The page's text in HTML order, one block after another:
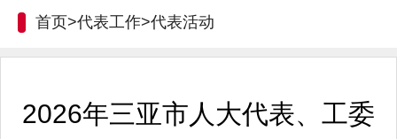
首页>代表工作>代表活动
2026年三亚市人大代表、工委